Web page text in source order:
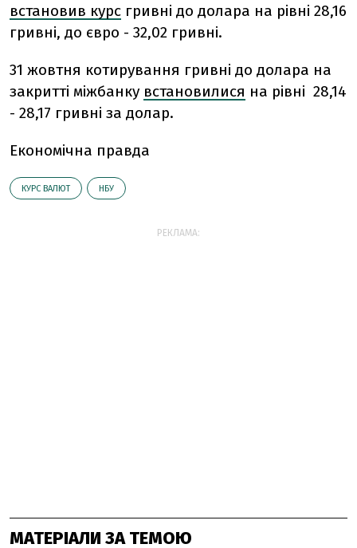
встановив курс гривні до долара на рівні 28,16
гривні, до євро - 32,02 гривні.
31 жовтня котирування гривні до долара на
закритті міжбанку встановилися на рівні 28,14
- 28,17 гривні за долар.
Економічна правда
КУРС ВАЛЮТ НБУ
РЕКЛАМА:
МАТЕРІАЛИ ЗА ТЕМОЮ